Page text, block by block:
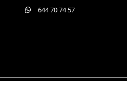
644 70 74 57